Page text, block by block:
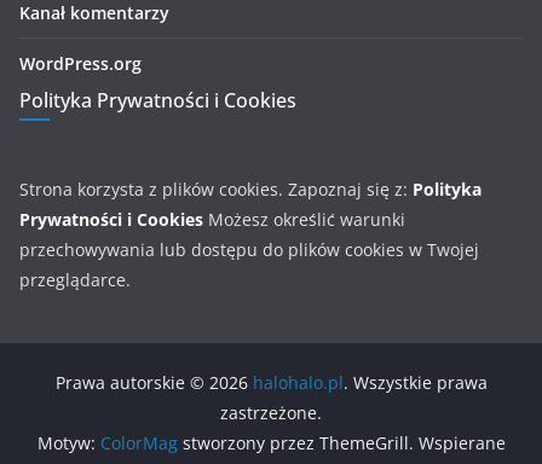
Kanał komentarzy
WordPress.org
Polityka Prywatności i Cookies
Strona korzysta z plików cookies. Zapoznaj się z: Polityka
Prywatności i Cookies Możesz określić warunki
przechowywania lub dostępu do plików cookies w Twojej
przeglądarce.
Prawa autorskie © 2026 halohalo.pl. Wszystkie prawa
zastrzeżone.
Motyw: ColorMagstworzony przez ThemeGrill. Wspierane